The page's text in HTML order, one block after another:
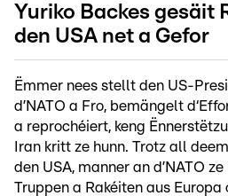
Yuriko Backes gesäit
den USA net a Gefor
Ëmmer nees stellt den US-
d’NATO a Fro, bemängelt
a reprochéiert, keng
Iran kritt ze hunn. Trotz all
den USA, manner an d’NATO
Truppen a Rakéiten aus Europa